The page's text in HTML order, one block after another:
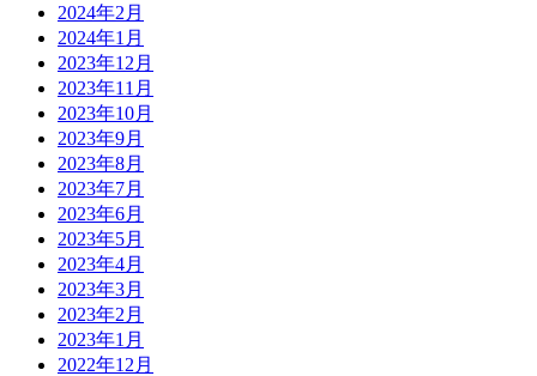
2024年2月
2024年1月
2023年12月
2023年11月
2023年10月
2023年9月
2023年8月
2023年7月
2023年6月
2023年5月
2023年4月
2023年3月
2023年2月
2023年1月
2022年12月